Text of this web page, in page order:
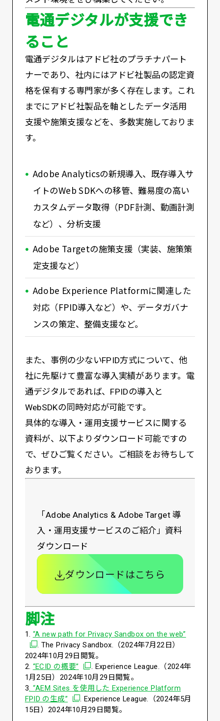
電通デジタルが支援でき
ること
電通デジタルはアドビ社のプラチナパート
ナーであり、社内にはアドビ社製品の認定資
格を保有する専門家が多く存在します。これ
までにアドビ社製品を軸としたデータ活用
支援や施策支援などを、多数実施しておりま
す。
Adobe Analyticsの新規導入、既存導入サ
イトのWeb SDKへの移管、難易度の高い
カスタムデータ取得（PDF計測、動画計測
など）、分析支援
Adobe Targetの施策支援（実装、施策策
定支援など）
Adobe Experience Platformに関連した
対応（FPID導入など）や、データガバナ
ンスの策定、整備支援など。
また、事例の少ないFPID方式について、他
社に先駆けて豊富な導入実績があります。電
通デジタルであれば、FPIDの導入と
WebSDKの同時対応が可能です。
具体的な導入・運用支援サービスに関する
資料が、以下よりダウンロード可能ですの
で、ぜひご覧ください。ご相談をお待ちして
おります。
「Adobe Analytics & Adobe Target 導
入・運用支援サービスのご紹介」資料
ダウンロード
ダウンロードはこちら
脚注
1. “A new path for Privacy Sandbox on the web”
. The Privacy Sandbox.（2024年7月22日）
2024年10月29日閲覧。
2. “ECID の概要” 別ウィンドウで開く
. Experience League.（2024年
1月25日）2024年10月29日閲覧。
3 . “AEM Sites を使用した Experience Platform
FPID の生成”別ウィンドウで開く
. Experience League.（2024年5月
15日）2024年10月29日閲覧。